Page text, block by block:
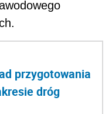
przygotowania
dróg